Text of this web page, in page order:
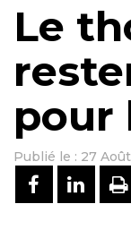
Le
pour
Publié le : 27